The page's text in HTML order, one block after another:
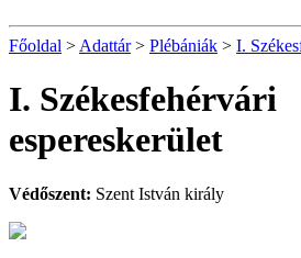
Főoldal > Adattár> Plébániák > I.
I. Székesfehérvári
espereskerület
Védőszent: Szent István király